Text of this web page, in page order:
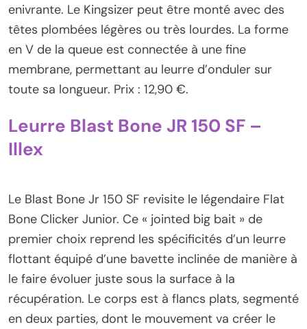
enivrante. Le Kingsizer peut être monté avec des
têtes plombées légères ou très lourdes. La forme
en V de la queue est connectée à une fine
membrane, permettant au leurre d’onduler sur
toute sa longueur. Prix : 12,90 €.
Leurre Blast Bone JR 150 SF –
Illex
Le Blast Bone Jr 150 SF revisite le légendaire Flat
Bone Clicker Junior. Ce « jointed big bait » de
premier choix reprend les spécificités d’un leurre
flottant équipé d’une bavette inclinée de manière à
le faire évoluer juste sous la surface à la
récupération. Le corps est à flancs plats, segmenté
en deux parties, dont le mouvement va créer le